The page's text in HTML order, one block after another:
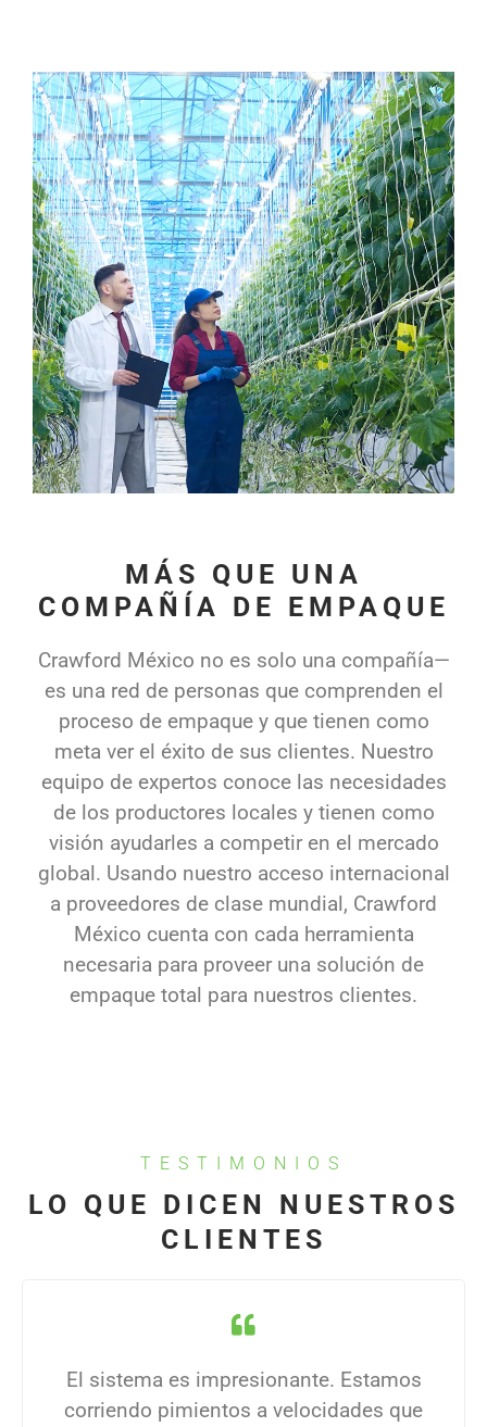
MÁS QUE UNA
COMPAÑÍA DE EMPAQUE
Crawford México no es solo una compañía—
es una red de personas que comprenden el
proceso de empaque y que tienen como
meta ver el éxito de sus clientes. Nuestro
equipo de expertos conoce las necesidades
de los productores locales y tienen como
visión ayudarles a competir en el mercado
global. Usando nuestro acceso internacional
a proveedores de clase mundial, Crawford
México cuenta con cada herramienta
necesaria para proveer una solución de
empaque total para nuestros clientes.
TESTIMONIOS
LO QUE DICEN NUESTROS
CLIENTES
El sistema es impresionante. Estamos
corriendo pimientos a velocidades que